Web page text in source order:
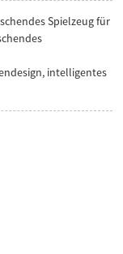
Spielzeug für
intelligentes